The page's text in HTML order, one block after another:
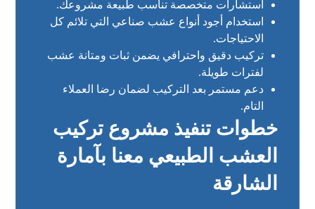
استشارات متخصصة تناسب طبيعة مشروعك.
الاحتياجات.
لفترات طويلة.
التام.
الشارقة